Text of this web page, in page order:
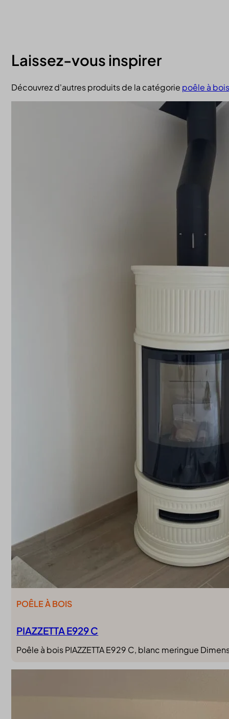
Laissez-vous inspirer
Découvrez d'autres produits de la catégorie poêle à bois
PIAZZETTA E929 C
POÊLE À BOIS
Poêle à bois PIAZZETTA E929 C, blanc meringue